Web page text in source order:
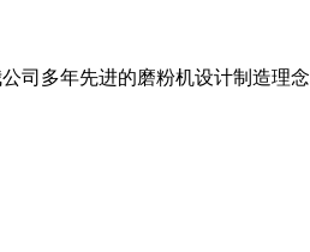
司多年先进的磨粉机设计制造理